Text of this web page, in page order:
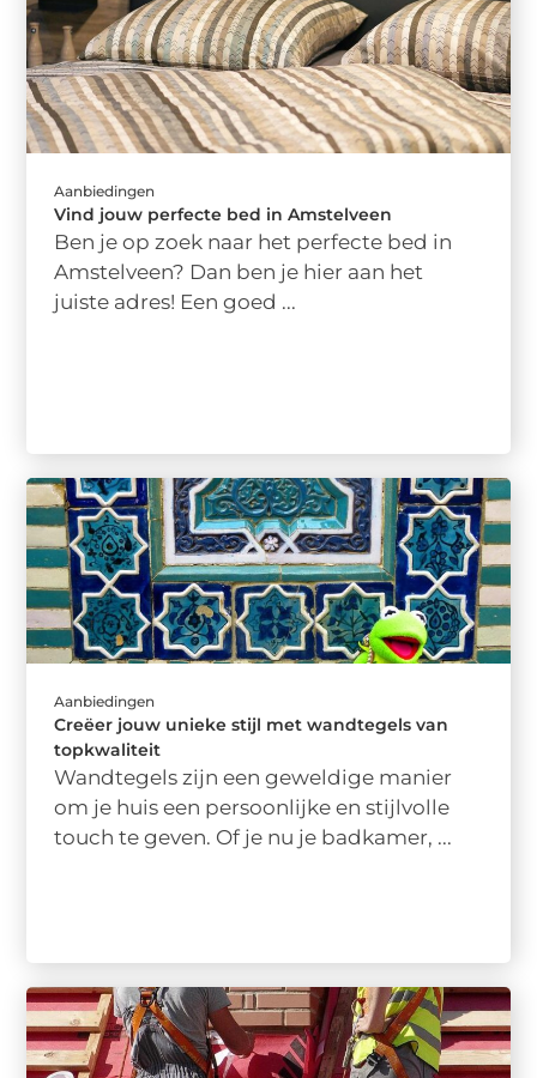
Aanbiedingen
Vind jouw perfecte bed in Amstelveen
Ben je op zoek naar het perfecte bed in
Amstelveen? Dan ben je hier aan het
juiste adres! Een goed ...
Aanbiedingen
Creëer jouw unieke stijl met wandtegels van
topkwaliteit
Wandtegels zijn een geweldige manier
om je huis een persoonlijke en stijlvolle
touch te geven. Of je nu je badkamer, ...